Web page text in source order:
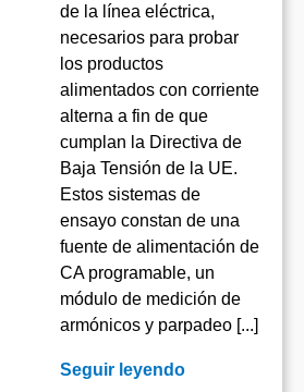
de la línea eléctrica,
necesarios para probar
los productos
alimentados con corriente
alterna a fin de que
cumplan la Directiva de
Baja Tensión de la UE.
Estos sistemas de
ensayo constan de una
fuente de alimentación de
CA programable, un
módulo de medición de
armónicos y parpadeo [...]
Seguir leyendo